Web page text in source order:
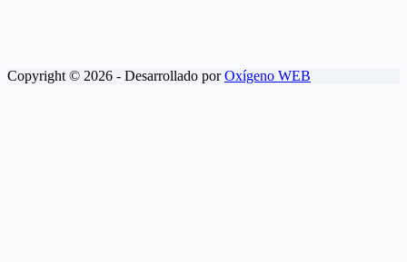
Copyright © 2026 - Desarrollado porOxígeno WEB